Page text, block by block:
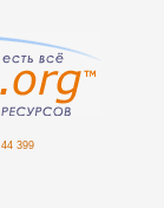
44 399